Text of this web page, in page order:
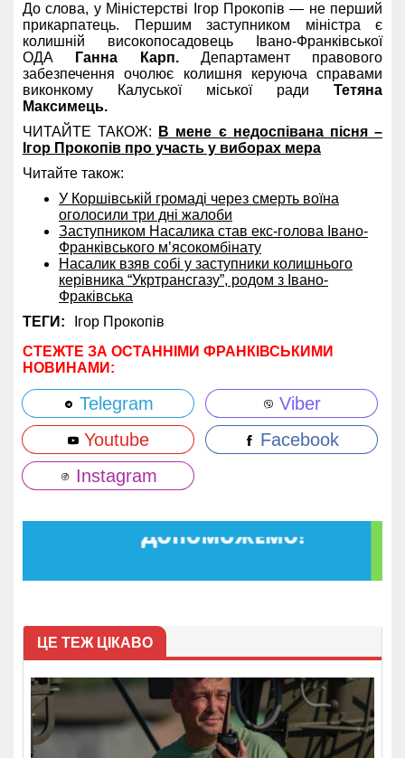
До слова, у Міністерстві Ігор Прокопів — не перший
прикарпатець. Першим заступником міністра є
колишній високопосадовець Івано-Франківської
ОДА
Ганна Карп.Департамент правового
забезпечення очолює колишня керуюча справами
виконкому Калуської міської ради Тетяна
Максимець.
ЧИТАЙТЕ ТАКОЖ:
В мене є недоспівана пісня –
Ігор Прокопів про участь у виборах мера
Читайте також:
У Коршівській громаді через смерть воїна
оголосили три дні жалоби
Заступником Насалика став екс-голова Івано-
Франківського м’ясокомбінату
Насалик взяв собі у заступники колишнього
керівника “Укртрансгазу”, родом з Івано-
Фраківська
ТЕГИ:
Ігор Прокопів
СТЕЖТЕ ЗА ОСТАННІМИ ФРАНКІВСЬКИМИ
НОВИНАМИ:
Telegram
Viber
Youtube
Facebook
Instagram
ЦЕ ТЕЖ ЦІКАВО